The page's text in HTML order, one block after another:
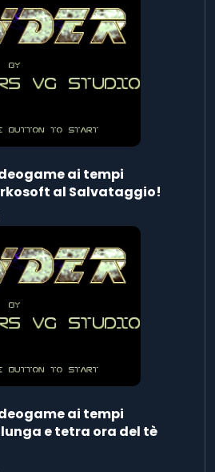
ai tempi
al Salvataggio!
ai tempi
lunga e tetra ora del tè